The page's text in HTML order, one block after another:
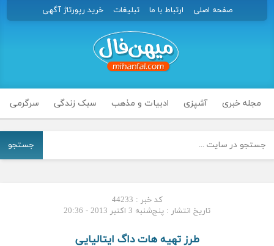
صفحه اصلی ارتباط با ما تبلیغات خرید رپورتاژ آگهی
مجله خبری آشپزی ادبیات و مذهب سبک زندگی سرگرمی
جستجو
کد خبر : 44233
تاریخ انتشار : پنج‌شنبه 3 اکتبر 2013 - 20:36
طرز تهیه هات داگ ایتالیایی